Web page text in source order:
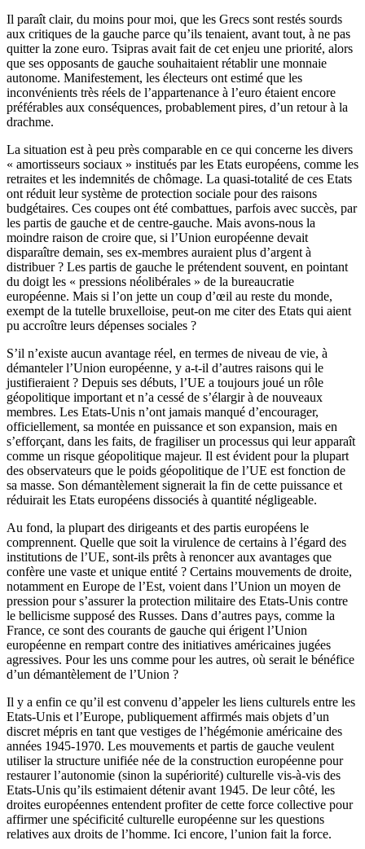
Il paraît clair, du moins pour moi, que les Grecs sont restés sourds
aux critiques de la gauche parce qu’ils tenaient, avant tout, à ne pas
quitter la zone euro. Tsipras avait fait de cet enjeu une priorité, alors
que ses opposants de gauche souhaitaient rétablir une monnaie
autonome. Manifestement, les électeurs ont estimé que les
inconvénients très réels de l’appartenance à l’euro étaient encore
préférables aux conséquences, probablement pires, d’un retour à la
drachme.
La situation est à peu près comparable en ce qui concerne les divers
« amortisseurs sociaux » institués par les Etats européens, comme les
retraites et les indemnités de chômage. La quasi-totalité de ces Etats
ont réduit leur système de protection sociale pour des raisons
budgétaires. Ces coupes ont été combattues, parfois avec succès, par
les partis de gauche et de centre-gauche. Mais avons-nous la
moindre raison de croire que, si l’Union européenne devait
disparaître demain, ses ex-membres auraient plus d’argent à
distribuer ? Les partis de gauche le prétendent souvent, en pointant
du doigt les « pressions néolibérales » de la bureaucratie
européenne. Mais si l’on jette un coup d’œil au reste du monde,
exempt de la tutelle bruxelloise, peut-on me citer des Etats qui aient
pu accroître leurs dépenses sociales ?
S’il n’existe aucun avantage réel, en termes de niveau de vie, à
démanteler l’Union européenne, y a-t-il d’autres raisons qui le
justifieraient ? Depuis ses débuts, l’UE a toujours joué un rôle
géopolitique important et n’a cessé de s’élargir à de nouveaux
membres. Les Etats-Unis n’ont jamais manqué d’encourager,
officiellement, sa montée en puissance et son expansion, mais en
s’efforçant, dans les faits, de fragiliser un processus qui leur apparaît
comme un risque géopolitique majeur. Il est évident pour la plupart
des observateurs que le poids géopolitique de l’UE est fonction de
sa masse. Son démantèlement signerait la fin de cette puissance et
réduirait les Etats européens dissociés à quantité négligeable.
Au fond, la plupart des dirigeants et des partis européens le
comprennent. Quelle que soit la virulence de certains à l’égard des
institutions de l’UE, sont-ils prêts à renoncer aux avantages que
confère une vaste et unique entité ? Certains mouvements de droite,
notamment en Europe de l’Est, voient dans l’Union un moyen de
pression pour s’assurer la protection militaire des Etats-Unis contre
le bellicisme supposé des Russes. Dans d’autres pays, comme la
France, ce sont des courants de gauche qui érigent l’Union
européenne en rempart contre des initiatives américaines jugées
agressives. Pour les uns comme pour les autres, où serait le bénéfice
d’un démantèlement de l’Union ?
Il y a enfin ce qu’il est convenu d’appeler les liens culturels entre les
Etats-Unis et l’Europe, publiquement affirmés mais objets d’un
discret mépris en tant que vestiges de l’hégémonie américaine des
années 1945-1970. Les mouvements et partis de gauche veulent
utiliser la structure unifiée née de la construction européenne pour
restaurer l’autonomie (sinon la supériorité) culturelle vis-à-vis des
Etats-Unis qu’ils estimaient détenir avant 1945. De leur côté, les
droites européennes entendent profiter de cette force collective pour
affirmer une spécificité culturelle européenne sur les questions
relatives aux droits de l’homme. Ici encore, l’union fait la force.